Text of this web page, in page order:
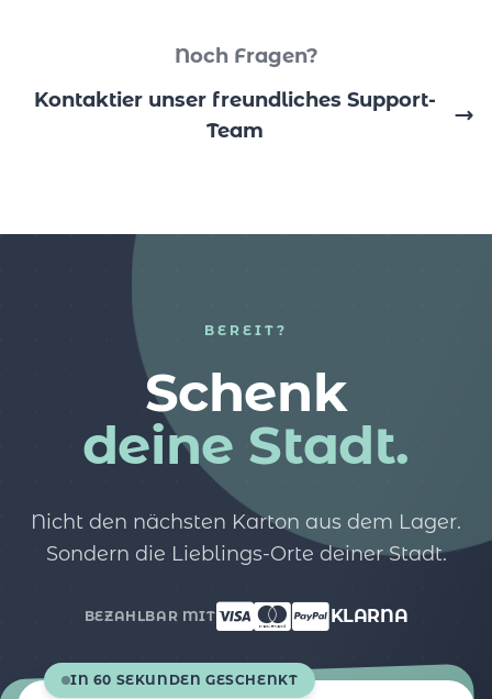
Noch Fragen?
Kontaktier unser freundliches Support-
Team
BEREIT?
Schenk
deine Stadt.
Nicht den nächsten Karton aus dem Lager.
Sondern die Lieblings-Orte deiner Stadt.
BEZAHLBAR MIT KLARNA
IN 60 SEKUNDEN GESCHENKT